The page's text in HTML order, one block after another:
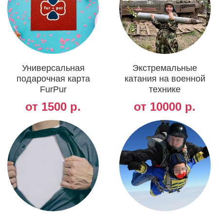
Универсальная
подарочная карта
FurPur
от 1500 р.
Экстремальные
катания на военной
технике
от 10000 р.